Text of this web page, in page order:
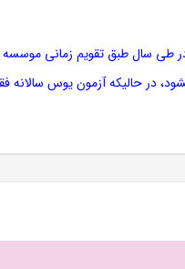
حالیکه آزمون یوس سالانه